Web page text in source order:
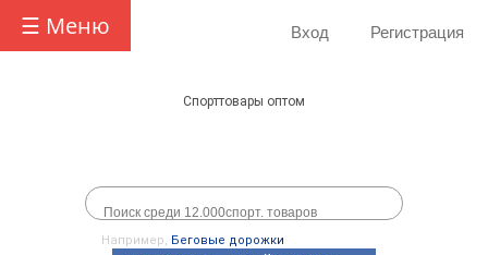
☰ Меню Вход Регистрация
Спорттовары оптом
Например, Беговые дорожки